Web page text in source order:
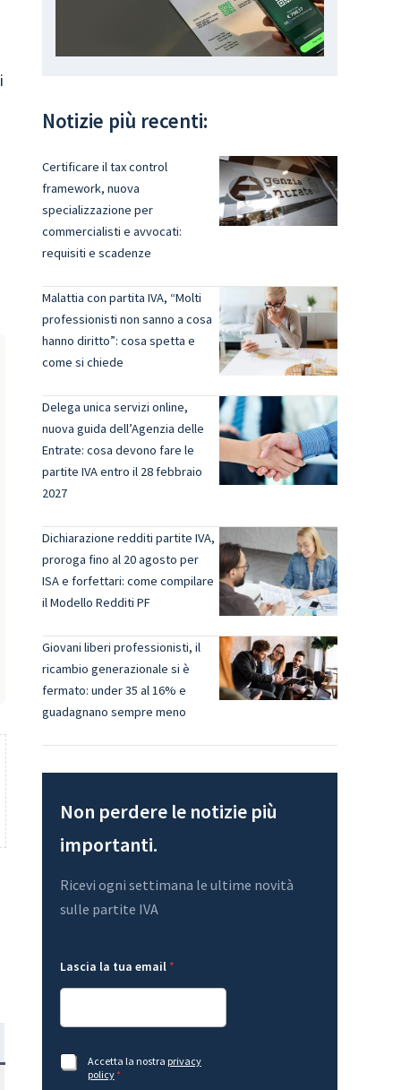
Notizie più recenti:
Certificare il tax control
framework, nuova
specializzazione per
commercialisti e avvocati:
requisiti e scadenze
Malattia con partita IVA, “Molti
professionisti non sanno a cosa
hanno diritto”: cosa spetta e
come si chiede
Delega unica servizi online,
nuova guida dell’Agenzia delle
Entrate: cosa devono fare le
partite IVA entro il 28 febbraio
2027
Dichiarazione redditi partite IVA,
proroga fino al 20 agosto per
ISA e forfettari: come compilare
il Modello Redditi PF
Giovani liberi professionisti, il
ricambio generazionale si è
fermato: under 35 al 16% e
guadagnano sempre meno
Non perdere le notizie più
importanti.
Ricevi ogni settimana le ultime novità
sulle partite IVA
a
a
c
c
A
t
a
z
Lascia la tua email *
A
c
Accetta la nostra privacy
policy*